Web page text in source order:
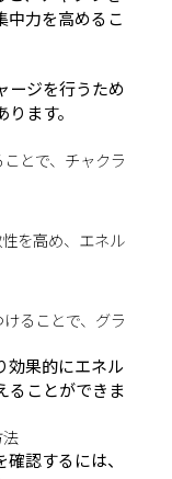
中力を高めるこ
ージを行うため
ます。
とで、チャクラ
を高め、エネル
ることで、グラ
効果的にエネル
ることができま
認するには、